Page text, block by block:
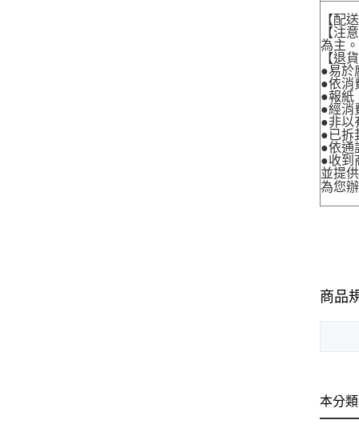
【配
【注
為主。
【退
●易於
●依消
●報紙
●經消
●非以
●已拆
●依通
●收到
並提
為您
商品
本分